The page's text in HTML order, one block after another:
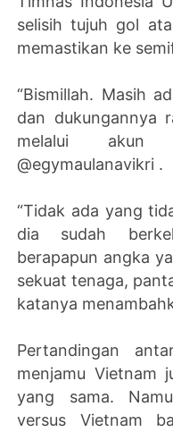
selisih tujuh gol
memastikan ke
“Bismillah. Masih
dan dukungannya
melalui akun
@egymaulanavikri .
“Tidak ada yang
dia sudah
berapapun angka
sekuat tenaga,
katanya
Pertandingan
menjamu Vietnam
yang sama.
versus Vietnam